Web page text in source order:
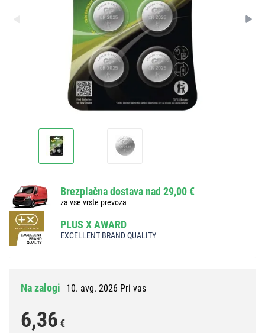
Brezplačna dostava nad 29,00 €
za vse vrste prevoza
PLUS X AWARD
EXCELLENT BRAND QUALITY
Na zalogi 10. avg. 2026 Pri vas
6,36€